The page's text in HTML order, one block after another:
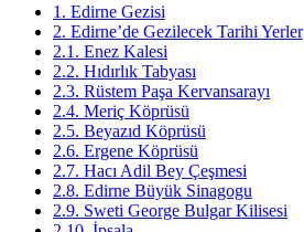
1. Edirne Gezisi
2. Edirne’de Gezilecek Tarihi Yerler
2.1. Enez Kalesi
2.2. Hıdırlık Tabyası
2.3. Rüstem Paşa Kervansarayı
2.4. Meriç Köprüsü
2.5. Beyazıd Köprüsü
2.6. Ergene Köprüsü
2.7. Hacı Adil Bey Çeşmesi
2.8. Edirne Büyük Sinagogu
2.9. Sweti George Bulgar Kilisesi